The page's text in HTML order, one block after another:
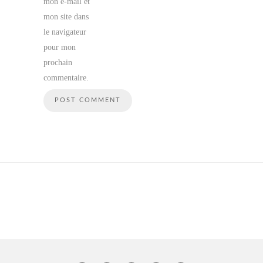
mon site dans
le navigateur
pour mon
prochain
commentaire.